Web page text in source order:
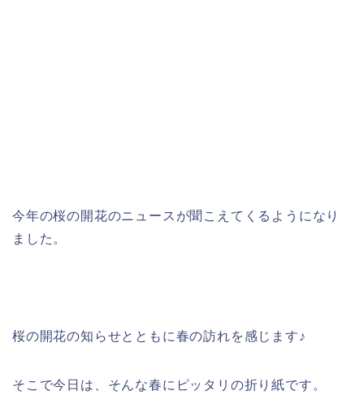
今年の桜の開花のニュースが聞こえてくるようになり
ました。
桜の開花の知らせとともに春の訪れを感じます♪
そこで今日は、そんな春にピッタリの折り紙です。